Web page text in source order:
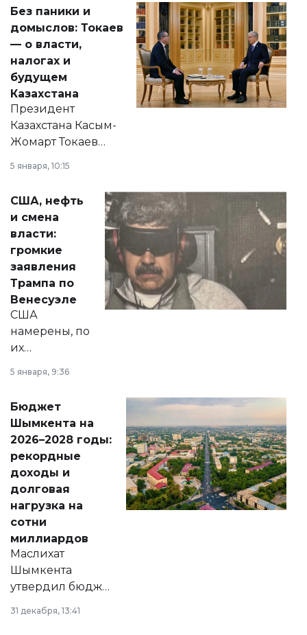
Без паники и
домыслов: Токаев
— о власти,
налогах и
будущем
Казахстана
Президент
Казахстана Касым-
Жомарт Токаев
сразу несколько
актуальных тем —
от слухов о
политических
реформах до
вопросов армии,
экономики и
личного здоровья.
5 января, 10:15
США, нефть
и смена
власти:
громкие
заявления
Трампа по
Венесуэле
США
намерены, по
их
принести
народу
Венесуэлы.
5 января, 9:36
Бюджет
Шымкента на
2026–2028 годы:
рекордные
доходы и
долговая
нагрузка на
сотни
миллиардов
Маслихат
Шымкента
утвердил бюджет
города на 2026–
2028 годы.
31 декабря, 13:41